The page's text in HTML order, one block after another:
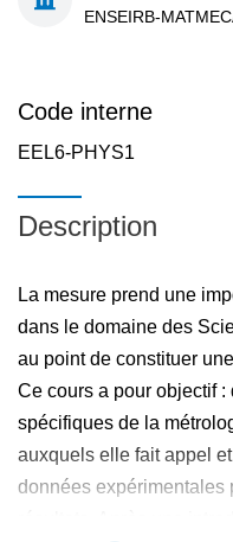
ENSEIRB-
Code interne
EEL6-PHYS1
Description
La mesure prend une
dans le domaine des
au point de constituer
Ce cours a pour objectif
spécifiques de la
auxquels elle fait appel
données expérimentales